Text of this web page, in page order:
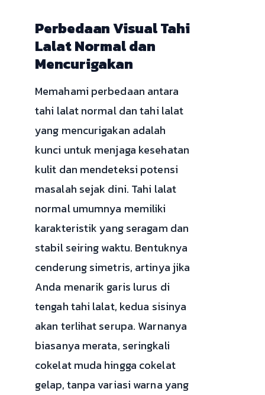
Perbedaan Visual Tahi
Lalat Normal dan
Mencurigakan
Memahami perbedaan antara
tahi lalat normal dan tahi lalat
yang mencurigakan adalah
kunci untuk menjaga kesehatan
kulit dan mendeteksi potensi
masalah sejak dini. Tahi lalat
normal umumnya memiliki
karakteristik yang seragam dan
stabil seiring waktu. Bentuknya
cenderung simetris, artinya jika
Anda menarik garis lurus di
tengah tahi lalat, kedua sisinya
akan terlihat serupa. Warnanya
biasanya merata, seringkali
cokelat muda hingga cokelat
gelap, tanpa variasi warna yang